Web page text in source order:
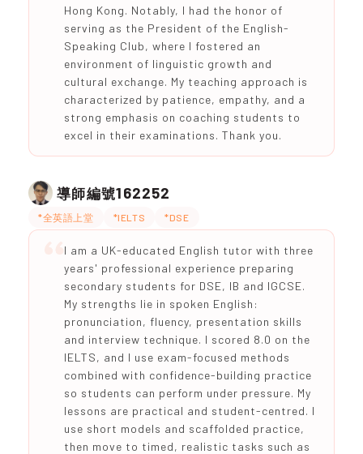
Hong Kong. Notably, I had the honor of
serving as the President of the English-
Speaking Club, where I fostered an
environment of linguistic growth and
cultural exchange. My teaching approach is
characterized by patience, empathy, and a
strong emphasis on coaching students to
excel in their examinations. Thank you.
導師編號162252
*全英語上堂 *IELTS *DSE
I am a UK-educated English tutor with three
years' professional experience preparing
secondary students for DSE, IB and IGCSE.
My strengths lie in spoken English:
pronunciation, fluency, presentation skills
and interview technique. I scored 8.0 on the
IELTS, and I use exam-focused methods
combined with confidence-building practice
so students can perform under pressure. My
lessons are practical and student-centred. I
use short models and scaffolded practice,
then move to timed, realistic tasks such as